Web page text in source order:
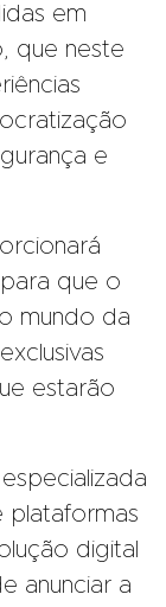
em
que neste
e
que o
mundo da
estarão
plataformas
digital
anunciar a